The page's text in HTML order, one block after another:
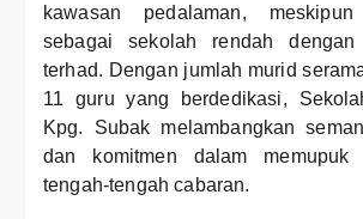
kawasan pedalaman, meskipun
sebagai sekolah rendah
terhad. Dengan jumlah murid
11 guru yang berdedikasi,
Kpg. Subak melambangkan
dan komitmen dalam
tengah-tengah cabaran.